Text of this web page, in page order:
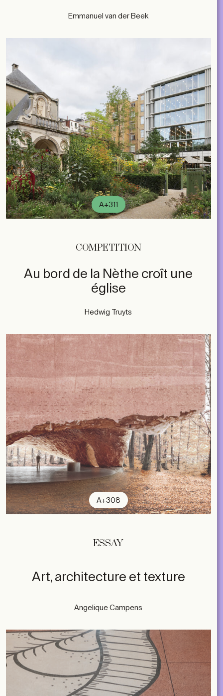
Emmanuel van der Beek
A+311
COMPETITION
Au bord de la Nèthe croît une
église
Hedwig Truyts
A+308
ESSAY
Art, architecture et texture
Angelique Campens